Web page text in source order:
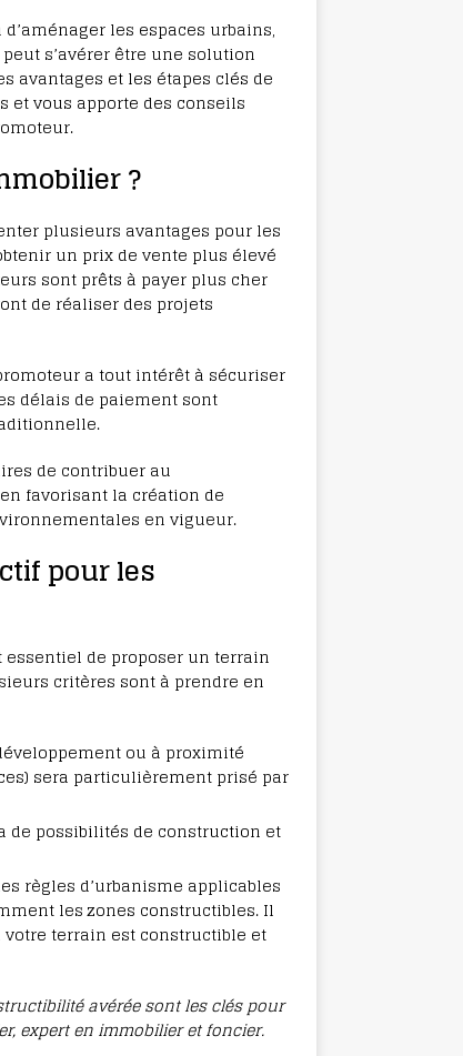
les espaces urbains,
s’avérer être une solution
avantages et les étapes clés de
et vous apporte des conseils
?
plusieurs avantages pour les
un prix de vente plus élevé
sont prêts à payer plus cher
de réaliser des projets
a tout intérêt à sécuriser
délais de paiement sont
de contribuer au
favorisant la création de
en vigueur.
pour les
de proposer un terrain
critères sont à prendre en
ou à proximité
sera particulièrement prisé par
de possibilités de construction et
règles d’urbanisme applicables
les zones constructibles. Il
terrain est constructible et
avérée sont les clés pour
expert en immobilier et foncier.